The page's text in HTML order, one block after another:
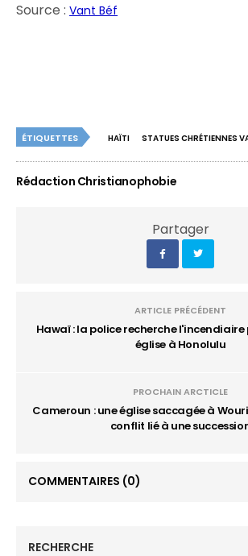
Source :Vant Béf
ÉTIQUETTES HAÏTI STATUES CHRÉTIENNES
Rédaction Christianophobie
Partager
ARTICLE PRÉCÉDENT
Hawaï : la police recherche
église à Honolulu
PROCHAIN ARCTICLE
Cameroun : une église saccagée à
conflit lié à une
COMMENTAIRES (0)
RECHERCHE